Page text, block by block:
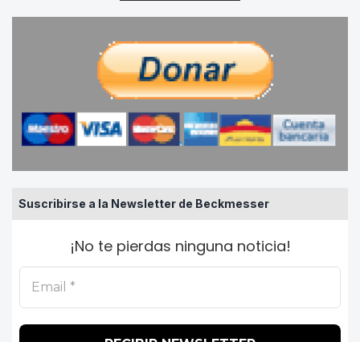
Suscribirse a la Newsletter de Beckmesser
¡No te pierdas ninguna noticia!